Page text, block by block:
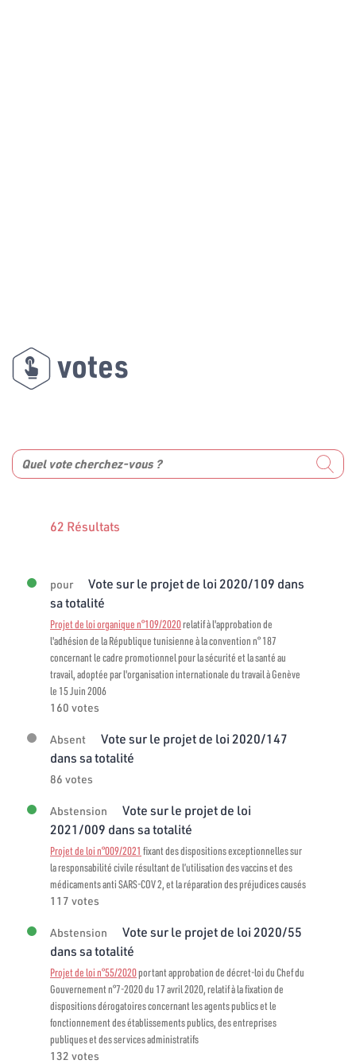
votes
62 Résultats
pour
Vote sur le projet de loi 2020/109 dans
sa totalité
Projet de loi organique n°109/2020relatif à l'approbation de
l'adhésion de la République tunisienne à la convention n° 187
concernant le cadre promotionnel pour la sécurité et la santé au
travail, adoptée par l'organisation internationale du travail à Genève
le 15 Juin 2006
160 votes
Absent
Vote sur le projet de loi 2020/147
dans sa totalité
86 votes
Abstension
Vote sur le projet de loi
2021/009 dans sa totalité
Projet de loi n°009/2021 fixant des dispositions exceptionnelles sur
la responsabilité civile résultant de l’utilisation des vaccins et des
médicaments anti SARS-COV 2, et la réparation des préjudices causés
117 votes
Abstension
Vote sur le projet de loi 2020/55
dans sa totalité
Projet de loi n°55/2020portant approbation de décret-loi du Chef du
Gouvernement n°7-2020 du 17 avril 2020, relatif à la fixation de
dispositions dérogatoires concernant les agents publics et le
fonctionnement des établissements publics, des entreprises
publiques et des services administratifs
132 votes